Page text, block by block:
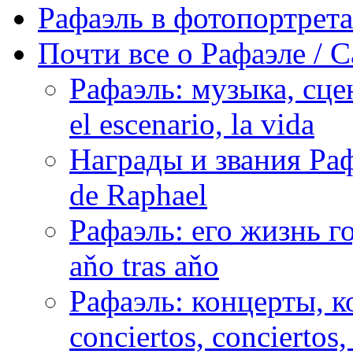
Рафаэль в
Почти все о Рафаэле /
Рафаэль: музыка,
el escenario, la vida
Награды и звания
de Raphael
Рафаэль: его жизнь
aňo tras aňo
Рафаэль: концерты,
conciertos,